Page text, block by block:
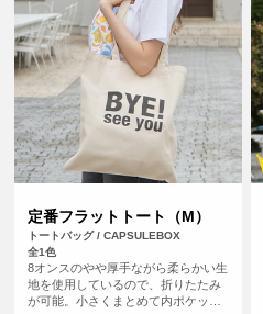
定番フラットトート（M）
トートバッグ / CAPSULEBOX
全1色
8オンスのやや厚手ながら柔らかい生
地を使用しているので、折りたたみ
が可能。小さくまとめて内ポケット